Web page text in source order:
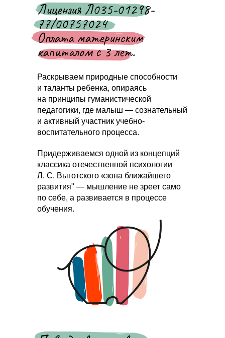
Лицензия Л035-01298-
77/00757024
Оплата материнским
капиталом с 3 лет.
Придерживаемся одной из концепций
классика отечественной психологии
Л. С. Выготского «зона ближайшего
развития" — мышление не зреет само
по себе, а развивается в процессе
обучения.
Раскрываем природные способности
и таланты ребенка, опираясь
на принципы гуманистической
педагогики, где малыш — сознательный
и активный участник учебно-
воспитательного процесса.